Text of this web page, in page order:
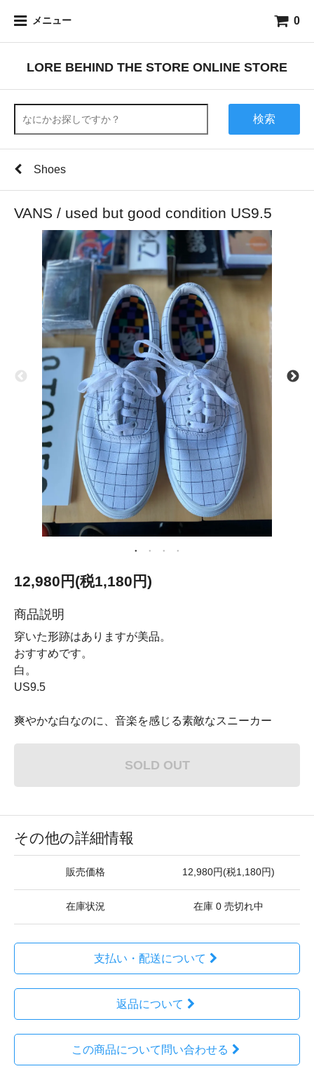
メニュー 0
LORE BEHIND THE STORE ONLINE STORE
検索
Shoes
VANS / used but good condition US9.5
12,980円(税1,180円)
商品説明
穿いた形跡はありますが美品。
おすすめです。
白。
US9.5
爽やかな白なのに、音楽を感じる素敵なスニーカー
SOLD OUT
その他の詳細情報
販売価格 12,980円(税1,180円)
在庫状況 在庫 0 売切れ中
支払い・配送について
返品について
この商品について問い合わせる